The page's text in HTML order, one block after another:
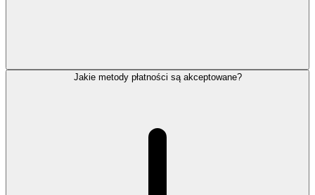
Jakie metody płatności są akceptowane?